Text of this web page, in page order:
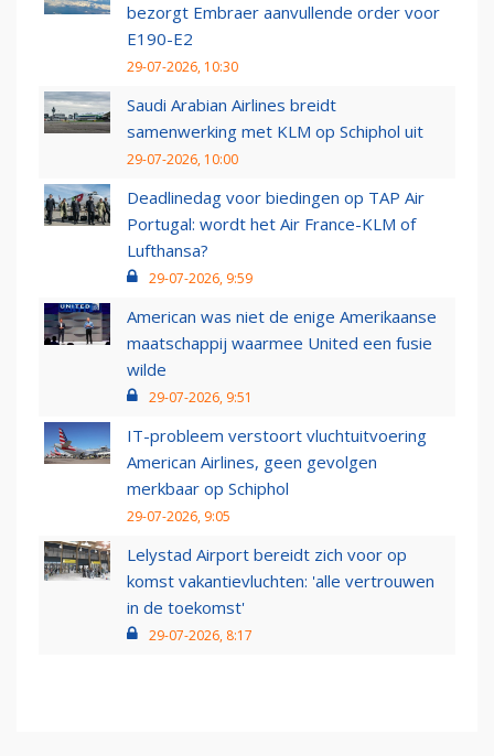
bezorgt Embraer aanvullende order voor
E190-E2
29-07-2026, 10:30
Saudi Arabian Airlines breidt
samenwerking met KLM op Schiphol uit
29-07-2026, 10:00
Deadlinedag voor biedingen op TAP Air
Portugal: wordt het Air France-KLM of
Lufthansa?
29-07-2026, 9:59
American was niet de enige Amerikaanse
maatschappij waarmee United een fusie
wilde
29-07-2026, 9:51
IT-probleem verstoort vluchtuitvoering
American Airlines, geen gevolgen
merkbaar op Schiphol
29-07-2026, 9:05
Lelystad Airport bereidt zich voor op
komst vakantievluchten: 'alle vertrouwen
in de toekomst'
29-07-2026, 8:17